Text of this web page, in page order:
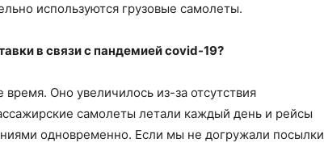
используются грузовые самолеты.
в связи с пандемиейcovid-19?
Оно увеличилось из-за отсутствия
самолеты летали каждый день и рейсы
одновременно. Если мы не догружали посылки